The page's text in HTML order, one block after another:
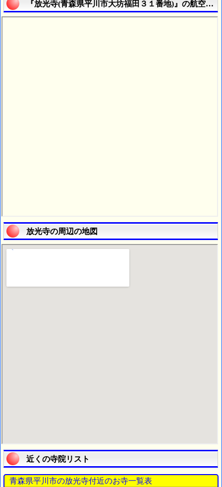
『放光寺(青森県平川市大坊福田３１番地)』の航空写真
放光寺の周辺の地図
近くの寺院リスト
青森県平川市の放光寺付近のお寺一覧表